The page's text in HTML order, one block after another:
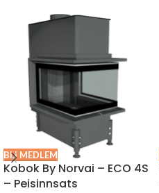
BLI MEDLEM
Kobok By Norvai – ECO 4S
– Peisinnsats